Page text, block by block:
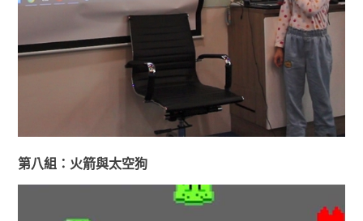
第八組：火箭與太空狗